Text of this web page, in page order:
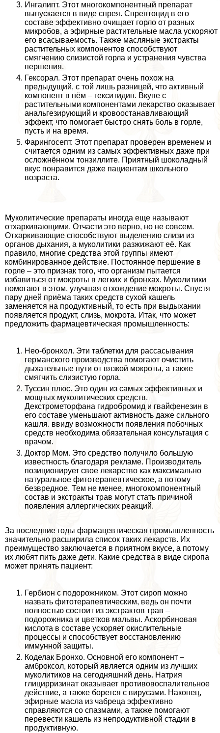
Ингалипт. Этот многокомпонентный препарат
выпускается в виде спрея. Спрептоцид в его
составе эффективно очищает горло от разных
микробов, а эфирные растительные масла ускоряют
его всасываемость. Также масляные экстpaкты
растительных компонентов способствуют
смягчению слизистой горла и устранения чувства
першения.
Гексорал. Этот препарат очень похож на
предыдущий, с той лишь разницей, что активный
компонент в нём – гекситидин. Вкупе с
растительными компонентами лекарство оказывает
aнaльгезирующий и кровоостанавливающий
эффект, что помогает быстро снять боль в горле,
пусть и на время.
Фарингосепт. Этот препарат проверен временем и
считается одним из самых эффективных даже при
осложнённом тонзиллите. Приятный шоколадный
вкус понравится даже пациентам школьного
возраста.
Муколитические препараты иногда еще называют
отхаркивающими. Отчасти это верно, но не совсем.
Отхаркивающие способствуют выделению слизи из
органов дыхания, а муколитики разжижают её. Как
правило, многие средства этой группы имеют
комбинированное действие. Постоянное першение в
горле – это признак того, что организм пытается
избавиться от мокроты в легких и бронхах. Муколитики
помогают в этом, улучшая отхождение мокроты. Спустя
пару дней приёма таких средств сухой кашель
заменяется на продуктивный, то есть при выдыхании
появляется продукт, слизь, мокрота. Итак, что может
предложить фармацевтическая промышленность:
Нео-бронхол. Эти таблетки для рассасывания
германского производства помогают очистить
дыхательные пути от вязкой мокроты, а также
смягчить слизистую горла.
Туссин плюс. Это один из самых эффективных и
мощных муколитических средств.
Декстрометорфана гидробромид и гвайфенезин в
его составе уменьшают активность даже сильного
кашля. ввиду возможности появления побочных
средств необходима обязательная консультация с
врачом.
Доктор Мом. Это средство получило большую
известность благодаря рекламе. Производитель
позиционирует свое лекарство как максимально
натуральное фитотерапевтическое, а потому
безвредное. Тем не менее, многокомпонентный
состав и экстpaкты трав могут стать причиной
появления аллергических реакций.
За последние годы фармацевтическая промышленность
значительно расширила список таких лекарств. Их
преимущество заключается в приятном вкусе, а потому
их любят пить даже дети. Какие средства в виде сиропа
может принять пациент:
Гербион с подорожником. Этот сироп можно
назвать фитотерапевтическим, ведь он почти
полностью состоит из экстpaктов трав –
подорожника и цветков мальвы. Аскорбиновая
кислота в составе ускоряет окислительные
процессы и способствует восстановлению
иммунной защиты.
Коделак Бронхо. Основной его компонент –
амброксол, который является одним из лучших
муколитиков на сегодняшний день. Натрия
глицирризинат оказывает противовоспалительное
действие, а также борется с вирусами. Наконец,
эфирные масла из чабреца эффективно
справляются со спазмами, а также помогают
перевести кашель из непродуктивной стадии в
продуктивную.